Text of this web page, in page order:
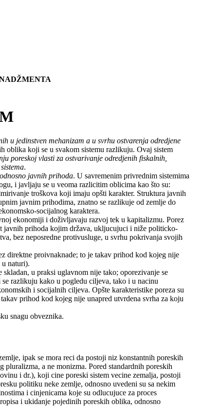
u jedinstven mehanizam a u svrhu ostvarenja odredjene
oblika koji se u svakom sistemu razlikuju. Ovaj sistem
poreskoj vlasti za ostvarivanje odredjenih fiskalnih,
.
javnih prihoda. U savremenim privrednim sistemima
i javljaju se u veoma razlicitim oblicima kao što su:
troškova koji imaju opšti karakter. Struktura javnih
javnim prihodima, znatno se razlikuje od zemlje do
socijalnog karaktera.
ekonomiji i doživljavaju razvoj tek u kapitalizmu. Porez
javnih prihoda kojim država, ukljucujuci i niže politicko-
bez neposredne protivusluge, u svrhu pokrivanja svojih
direktne proivnaknade; to je takav prihod kod kojeg nije
u naturi).
skladan, u praksi uglavnom nije tako; oporezivanje se
razlikuju kako u pogledu ciljeva, tako i u nacinu
i socijalnih ciljeva. Opšte karakteristike poreza su
prihod kod kojeg nije unapred utvrdena svrha za koju
snagu obveznika.
ipak se mora reci da postoji niz konstantnih poreskih
a ne monizma. Pored standardnih poreskih
i dr.), koji cine poreski sistem vecine zemalja, postoji
politiku neke zemlje, odnosno uvedeni su sa nekim
i cinjenicama koje su odlucujuce za proces
i ukidanje pojedinih poreskih oblika, odnosno